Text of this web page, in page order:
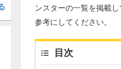
ンスターの一覧を掲載
参考にしてください。
目次